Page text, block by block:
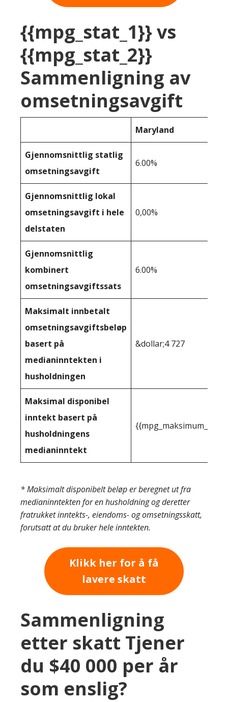
{{mpg_stat_1}} vs
{{mpg_stat_2}}
Sammenligning av
omsetningsavgift
Maryland
Gjennomsnittlig statlig
omsetningsavgift
6.00%
Gjennomsnittlig lokal
omsetningsavgift i hele
delstaten
0,00%
Gjennomsnittlig
kombinert
omsetningsavgiftssats
6.00%
Maksimalt innbetalt
omsetningsavgiftsbeløp
basert på
medianinntekten i
husholdningen
&dollar;4 727
Maksimal disponibel
inntekt basert på
husholdningens
medianinntekt
* Maksimalt disponibelt beløp er beregnet ut fra
medianinntekten for en husholdning og deretter
fratrukket inntekts-, eiendoms- og omsetningsskatt,
forutsatt at du bruker hele inntekten.
Klikk her for å få
lavere skatt
Sammenligning
etter skatt Tjener
du $40 000 per år
som enslig?